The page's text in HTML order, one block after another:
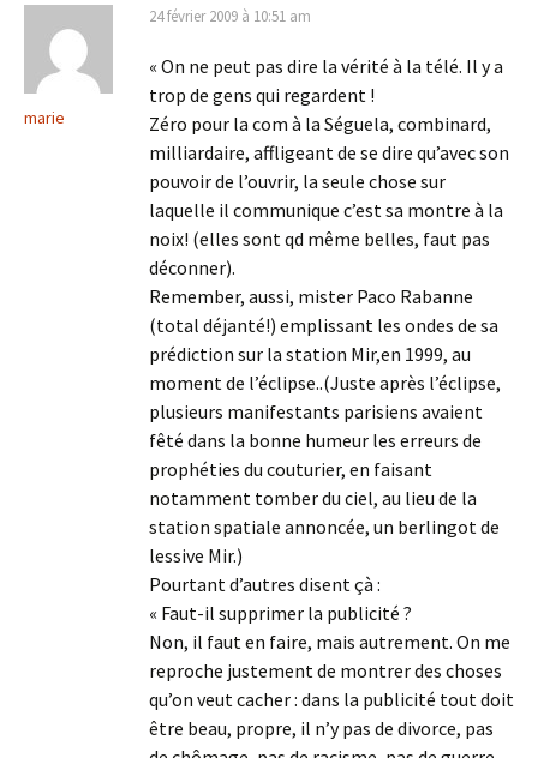
marie
24 février 2009 à 10:51 am
« On ne peut pas dire la vérité à la télé. Il y a
trop de gens qui regardent !
Zéro pour la com à la Séguela, combinard,
milliardaire, affligeant de se dire qu’avec son
pouvoir de l’ouvrir, la seule chose sur
laquelle il communique c’est sa montre à la
noix! (elles sont qd même belles, faut pas
déconner).
Remember, aussi, mister Paco Rabanne
(total déjanté!) emplissant les ondes de sa
prédiction sur la station Mir,en 1999, au
moment de l’éclipse..(Juste après l’éclipse,
plusieurs manifestants parisiens avaient
fêté dans la bonne humeur les erreurs de
prophéties du couturier, en faisant
notamment tomber du ciel, au lieu de la
station spatiale annoncée, un berlingot de
lessive Mir.)
Pourtant d’autres disent çà :
« Faut-il supprimer la publicité ?
Non, il faut en faire, mais autrement. On me
reproche justement de montrer des choses
qu’on veut cacher : dans la publicité tout doit
être beau, propre, il n’y pas de divorce, pas